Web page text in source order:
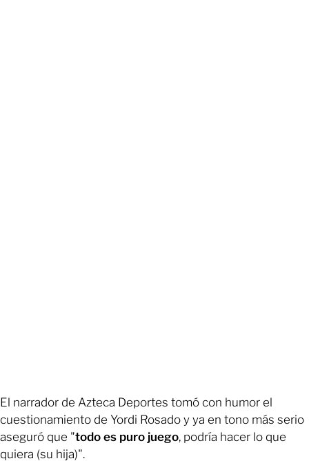
El narrador de Azteca Deportes tomó con humor el
cuestionamiento de Yordi Rosado y ya en tono más serio
aseguró que "todo es puro juego, podría hacer lo que
quiera (su hija)".